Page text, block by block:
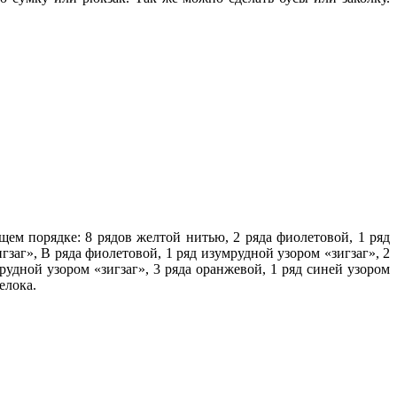
порядке: 8 рядов желтой нитью, 2 ряда фиолетовой, 1 ряд
В ряда фиолетовой, 1 ряд изумрудной узором «зигзаг», 2
узором «зигзаг», 3 ряда оранжевой, 1 ряд синей узором